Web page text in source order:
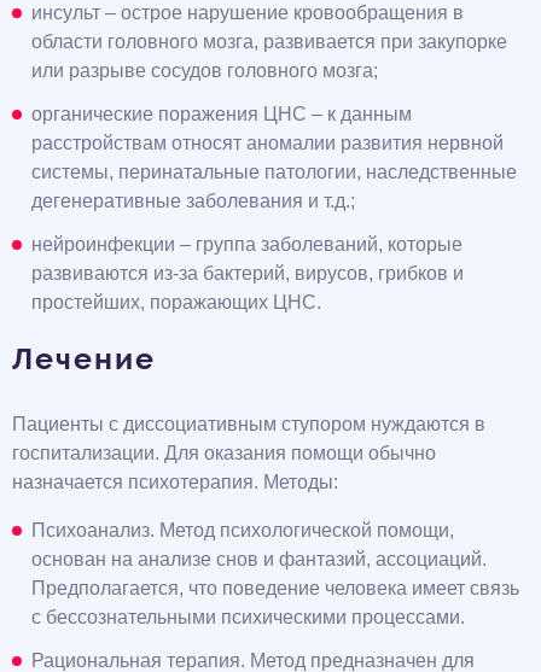
инсульт – острое нарушение кровообращения в
области головного мозга, развивается при закупорке
или разрыве сосудов головного мозга;
органические поражения ЦНС – к данным
расстройствам относят аномалии развития нервной
системы, перинатальные патологии, наследственные
дегенеративные заболевания и т.д.;
нейроинфекции – группа заболеваний, которые
развиваются из-за бактерий, вирусов, грибков и
простейших, поражающих ЦНС.
Лечение
Пациенты с диссоциативным ступором нуждаются в
госпитализации. Для оказания помощи обычно
назначается психотерапия. Методы:
Психоанализ. Метод психологической помощи,
основан на анализе снов и фантазий, ассоциаций.
Предполагается, что поведение человека имеет связь
с бессознательными психическими процессами.
Рациональная терапия. Метод предназначен для